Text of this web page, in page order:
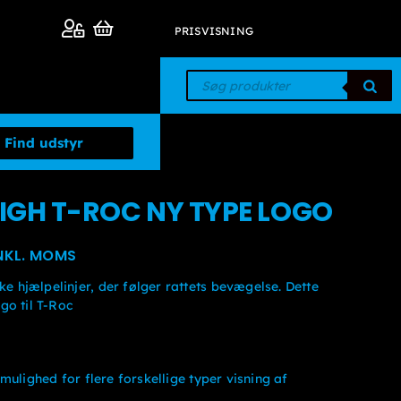
PRISVISNING
Products
search
T-ROC NY TYPE LOGO
5.625kr. 4.500
MOMS
hjælpelinjer, der følger rattets bevægelse. Dette
til T-Roc
for flere forskellige typer visning af